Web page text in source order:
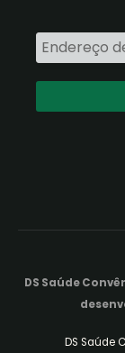
DS Saúde
DS Saúde